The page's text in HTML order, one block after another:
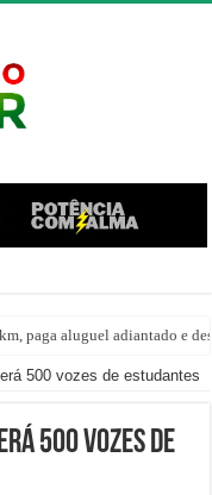
paga aluguel adiantado e
atinge diretamente SC,
500 vozes de estudantes
500 vozes de